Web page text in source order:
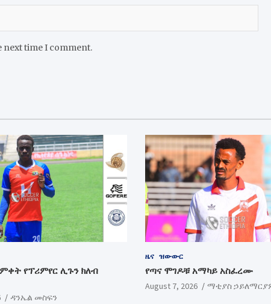
next time I comment.
የፕሪምየር ሊጉን ክለብ
ዳንኤል መስፍን
ዜና ዝውውር
የጣና ሞገዶቹ አማካይ አስፈረሙ
August 7, 2026 ማቲያስ